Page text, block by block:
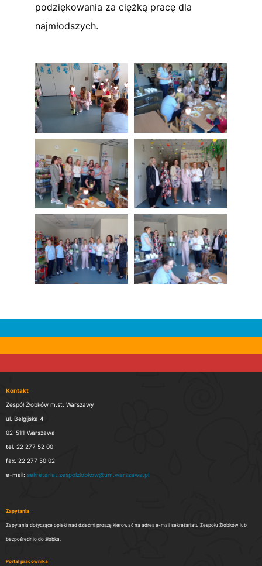
podziękowania za ciężką pracę dla
najmłodszych.
Kontakt
Zespół Żłobków m.st. Warszawy
ul. Belgijska 4
02-511 Warszawa
tel. 22 277 52 00
fax. 22 277 50 02
e-mail: sekretariat.zespolzlobkow@um.warszawa.pl
Zapytania
Zapytania dotyczące opieki nad dziećmi proszę kierować na adres e-mail sekretariatu Zespołu Żłobków lub
bezpośrednio do żłobka.
Portal pracownika